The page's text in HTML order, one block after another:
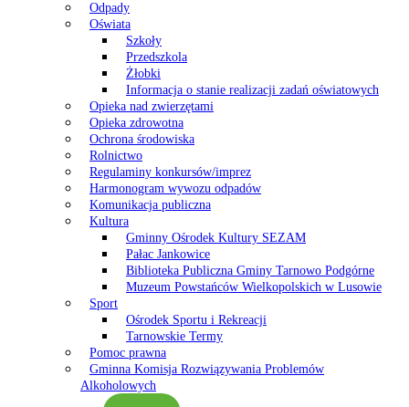
Odpady
Oświata
Szkoły
Przedszkola
Żłobki
Informacja o stanie realizacji zadań oświatowych
Opieka nad zwierzętami
Opieka zdrowotna
Ochrona środowiska
Rolnictwo
Regulaminy konkursów/imprez
Harmonogram wywozu odpadów
Komunikacja publiczna
Kultura
Gminny Ośrodek Kultury SEZAM
Pałac Jankowice
Biblioteka Publiczna Gminy Tarnowo Podgórne
Muzeum Powstańców Wielkopolskich w Lusowie
Sport
Ośrodek Sportu i Rekreacji
Tarnowskie Termy
Pomoc prawna
Gminna Komisja Rozwiązywania Problemów
Alkoholowych